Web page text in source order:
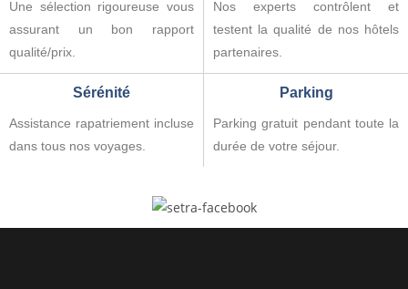
Une sélection rigoureuse vous
assurant un bon rapport
qualité/prix.
Nos experts contrôlent et
testent la qualité de nos hôtels
partenaires.
Sérénité
Assistance rapatriement incluse
dans tous nos voyages.
Parking
Parking gratuit pendant toute la
durée de votre séjour.